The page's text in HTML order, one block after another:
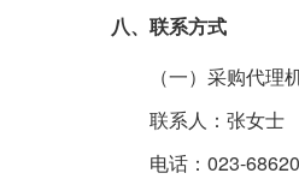
八、联系方式
（一）采购代理
联系人：张女士
电话： 023-